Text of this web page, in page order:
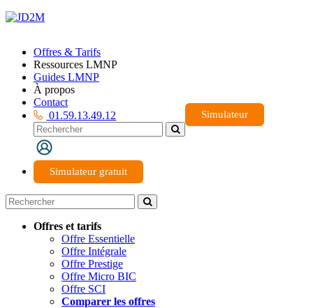
Offres & Tarifs
Ressources LMNP
Guides LMNP
À propos
Contact
01.59.13.49.12
Simulateur gratuit
Simulateur
Offres et tarifs
Offre Essentielle
Offre Intégrale
Offre Prestige
Offre Micro BIC
Offre SCI
Comparer les offres